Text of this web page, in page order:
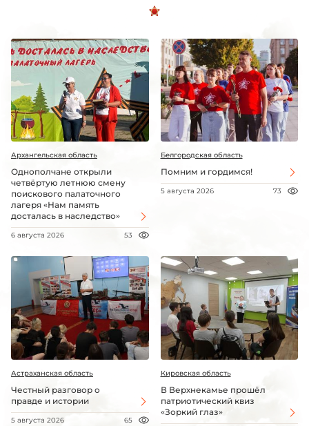
Архангельская область
Однополчане открыли
четвёртую летнюю смену
поискового палаточного
лагеря «Нам память
досталась в наследство»
6 августа 2026 53
Белгородская область
Помним и гордимся!
5 августа 2026 73
Астраханская область
Честный разговор о
правде и истории
5 августа 2026 65
Кировская область
В Верхнекамье прошёл
патриотический квиз
«Зоркий глаз»